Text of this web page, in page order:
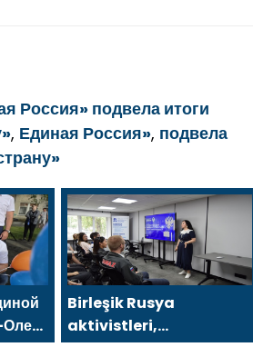
Россия» подвела итоги
, Единая Россия», подвела
Оле
Birleşik Rusya
aktivistleri,